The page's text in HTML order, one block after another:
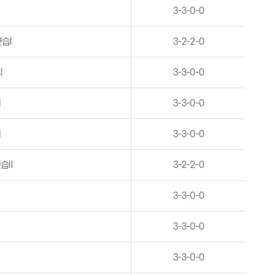
3-3-0-0
I 3-2-2-0
3-3-0-0
3-3-0-0
3-3-0-0
II 3-2-2-0
3-3-0-0
3-3-0-0
3-3-0-0